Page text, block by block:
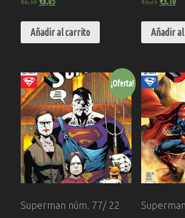
Añadir al carrito Añadir
¡Oferta!
Superman núm. 77/ 22